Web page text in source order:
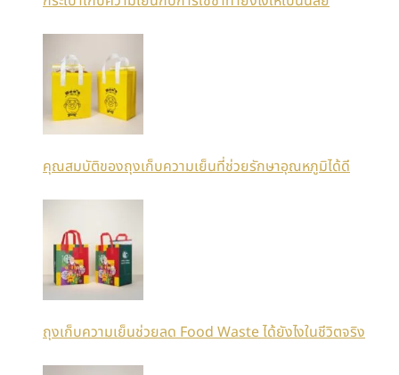
คุณสมบัติของถุงเก็บความเย็นที่ช่วยรักษาอุณหภูมิได้ดี
ถุงเก็บความเย็นช่วยลด Food Waste ได้ยังไงในชีวิตจริง